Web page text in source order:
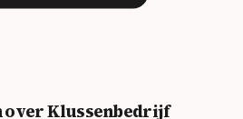
over Klussenbedrijf